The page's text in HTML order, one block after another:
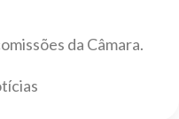
da Câmara.